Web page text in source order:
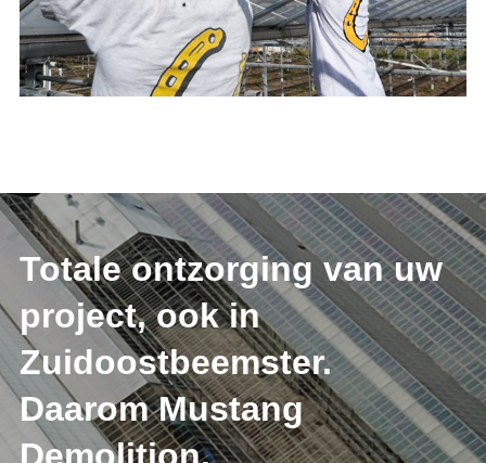
Totale ontzorging van uw
project, ook in
Zuidoostbeemster.
Daarom Mustang